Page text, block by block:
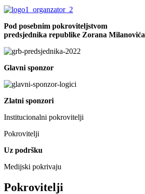
Pod posebnim pokroviteljstvom
predsjednika republike Zorana Milanovića
Glavni sponzor
Zlatni sponzori
Institucionalni pokrovitelji
Pokrovitelji
Uz podršku
Medijski pokrivaju
Pokrovitelji